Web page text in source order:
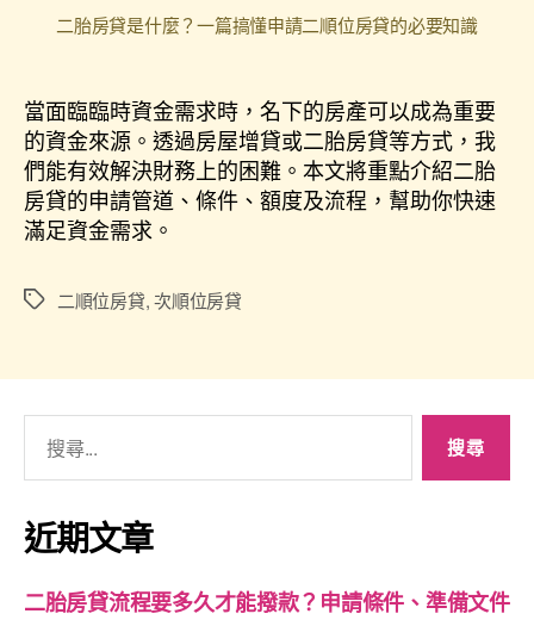
二胎房貸是什麼？一篇搞懂申請二順位房貸的必要知識
當面臨臨時資金需求時，名下的房產可以成為重要
的資金來源。透過房屋增貸或二胎房貸等方式，我
們能有效解決財務上的困難。本文將重點介紹二胎
房貸的申請管道、條件、額度及流程，幫助你快速
滿足資金需求。
二順位房貸,次順位房貸
近期文章
二胎房貸流程要多久才能撥款？申請條件、準備文件